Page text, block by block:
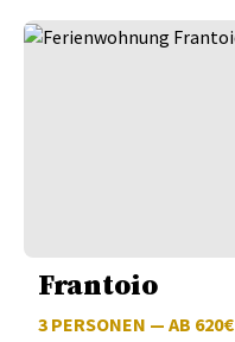
Frantoio
3 PERSONEN — AB 620€